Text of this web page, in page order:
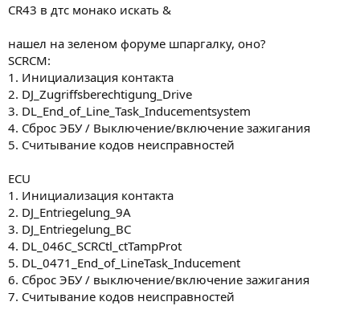
CR43 в дтс монако искать &
нашел на зеленом форуме шпаргалку, оно?
SCRCM:
1. Инициализация контакта
2. DJ_Zugriffsberechtigung_Drive
3. DL_End_of_Line_Task_Inducementsystem
4. Сброс ЭБУ / Выключение/включение зажигания
5. Считывание кодов неисправностей
ECU
1. Инициализация контакта
2. DJ_Entriegelung_9A
3. DJ_Entriegelung_BC
4. DL_046C_SCRCtl_ctTampProt
5. DL_0471_End_of_LineTask_Inducement
6. Сброс ЭБУ / выключение/включение зажигания
7. Считывание кодов неисправностей